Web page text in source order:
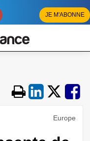
JE M'ABONNE
Europe